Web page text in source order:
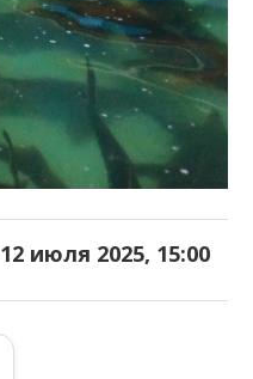
12 июля 2025, 15:00